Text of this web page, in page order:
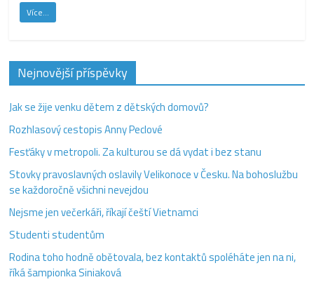
Více...
Nejnovější příspěvky
Jak se žije venku dětem z dětských domovů?
Rozhlasový cestopis Anny Peclové
Fesťáky v metropoli. Za kulturou se dá vydat i bez stanu
Stovky pravoslavných oslavily Velikonoce v Česku. Na bohoslužbu
se každoročně všichni nevejdou
Nejsme jen večerkáři, říkají čeští Vietnamci
Studenti studentům
Rodina toho hodně obětovala, bez kontaktů spoléháte jen na ni,
říká šampionka Siniaková